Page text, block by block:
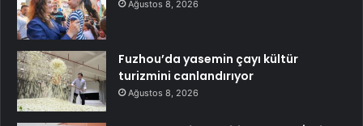
Ağustos 8, 2026
Fuzhou’da yasemin çayı kültür
turizmini canlandırıyor
Ağustos 8, 2026